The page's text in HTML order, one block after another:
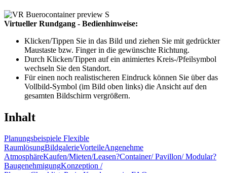
Virtueller Rundgang - Bedienhinweise:
Klicken/Tippen Sie in das Bild und ziehen Sie mit gedrückter
Maustaste bzw. Finger in die gewünschte Richtung.
Durch Klicken/Tippen auf ein animiertes Kreis-/Pfeilsymbol
wechseln Sie den Standort.
Für einen noch realistischeren Eindruck können Sie über das
Vollbild-Symbol (im Bild oben links) die Ansicht auf den
gesamten Bildschirm vergrößern.
Inhalt
Planungsbeispiele Flexible
RaumlösungBildgalerieVorteileAngenehme
AtmosphäreKaufen/Mieten/Leasen?Container/ Pavillon/ Modular?
BaugenehmigungKonzeption /